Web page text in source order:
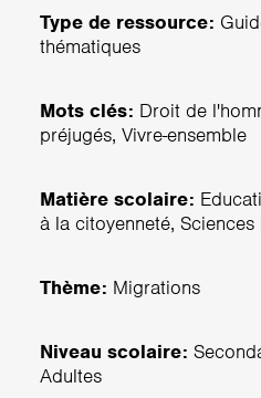
Type de ressource:
thématiques
Mots clés: Droit de
préjugés, Vivre-ensemble
Matière scolaire:
à la citoyenneté,
Thème: Migrations
Niveau scolaire:
Adultes